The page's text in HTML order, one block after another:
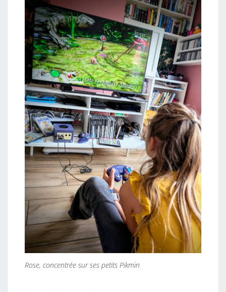
Rose, concentrée sur ses petits Pikmin